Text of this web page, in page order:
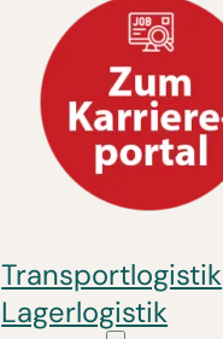
Transportlogistik
Lagerlogistik